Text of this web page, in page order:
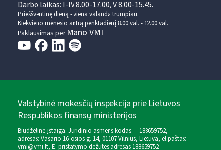
Darbo laikas: I-IV 8.00-17.00, V 8.00-15.45.
Prieššventinę dieną - viena valanda trumpiau.
Kiekvieno mėnesio antrą penktadienį 8.00 val. - 12.00 val.
Paklausimas perMano VMI
Valstybinė mokesčių inspekcija prie Lietuvos
Respublikos finansų ministerijos
Biudžetinė įstaiga. Juridinio asmens kodas — 188659752,
adresas: Vasario 16-osios g. 14, 01107 Vilnius, Lietuva, el.paštas:
vmi@vmi.lt, E. pristatymo dėžutės adresas 188659752